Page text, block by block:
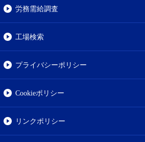
労務需給調査
工場検索
プライバシーポリシー
Cookieポリシー
リンクポリシー